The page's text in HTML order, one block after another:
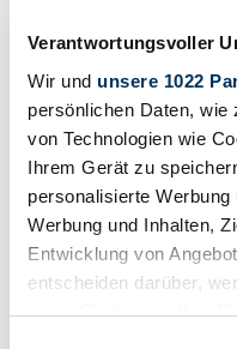
Verantwortungsvoller
Wir und unsere 1022
persönlichen Daten,
von Technologien wie
Ihrem Gerät zu
personalisierte
Werbung und Inhalten,
Entwicklung von
entscheiden darüber,
nutzt. Sie können Ihre
Crear anuncio
¿Tiene usted un Recreation
anuncio ahora.
Crear anuncio
Subastas que
Ver todas las subastas